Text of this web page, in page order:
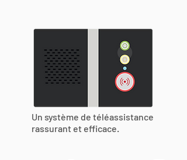
Un système de téléassistance
rassurant et efficace.